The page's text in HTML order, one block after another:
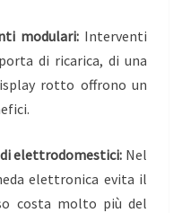
modulari: Interventi
di ricarica, di una
rotto offrono un
elettrodomestici: Nel
elettronica evita il
costa molto più del